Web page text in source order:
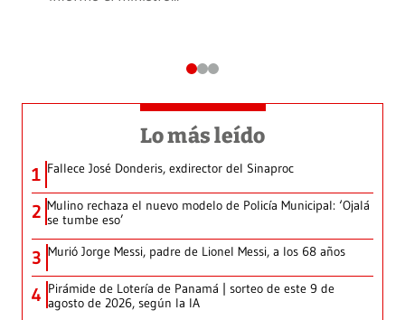
Lo más leído
1 Fallece José Donderis, exdirector del Sinaproc
2 Mulino rechaza el nuevo modelo de Policía Municipal: ‘Ojalá
se tumbe eso’
3 Murió Jorge Messi, padre de Lionel Messi, a los 68 años
4 Pirámide de Lotería de Panamá | sorteo de este 9 de
agosto de 2026, según la IA